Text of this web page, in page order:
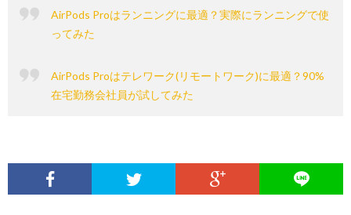
AirPods Proはランニングに最適？実際にランニングで使
ってみた
AirPods Proはテレワーク(リモートワーク)に最適？90%
在宅勤務会社員が試してみた